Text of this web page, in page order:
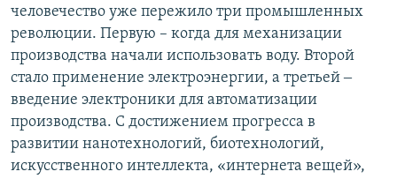
человечество уже пережило три промышленных
революции. Первую – когда для механизации
производства начали использовать воду. Второй
стало применение электроэнергии, а третьей ‒
введение электроники для автоматизации
производства. С достижением прогресса в
развитии нанотехнологий, биотехнологий,
искусственного интеллекта, «интернета вещей»,